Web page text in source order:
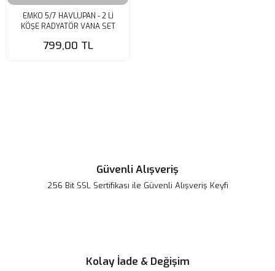
EMKO 5/7 HAVLUPAN - 2 Lİ
KÖŞE RADYATÖR VANA SET
799,00 TL
Güvenli Alışveriş
256 Bit SSL Sertifikası ile Güvenli Alışveriş Keyfi
Kolay İade & Değişim